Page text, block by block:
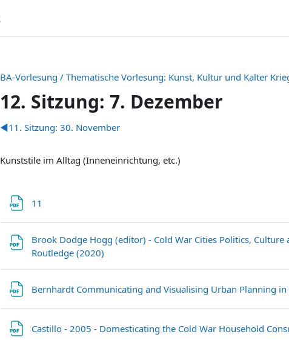
BA-Vorlesung / Thematische Vorlesung: Kunst, Kultur und Kalter
12. Sitzung: 7. Dezember
Schema della sezione
◀︎11. Sitzung: 30. November
Kunststile im Alltag (Inneneinrichtung, etc.)
11
Brook Dodge Hogg (editor) - Cold War Cities Politics,
Routledge (2020)
Bernhardt Communicating and Visualising Urban Planning in
Castillo - 2005 - Domesticating the Cold War Household